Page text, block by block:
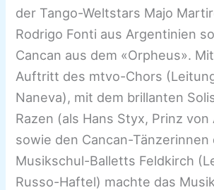
der Tango-Weltstars Majo
Rodrigo Fonti aus Argentinien
Cancan aus dem «Orpheus».
Auftritt des mtvo-Chors
Naneva), mit dem brillanten
Razen (als Hans Styx, Prinz von
sowie den Cancan-Tänzerinnen
Musikschul-Balletts Feldkirch
Russo-Haftel) machte das